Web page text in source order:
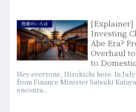
投資のいろは
[Explainer]
Investing
Abe Era?
Overhaul
to
Hey everyone, Hirokichi here. In July
from Finance Minister Satsuki
encoura...